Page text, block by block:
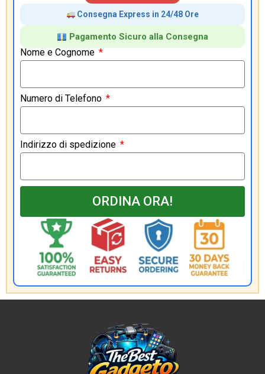
Consegna Express in 24/48 Ore
Pagamento Sicuro alla Consegna
Nome e Cognome
Numero di Telefono
Indirizzo di spedizione
ORDINA ORA!